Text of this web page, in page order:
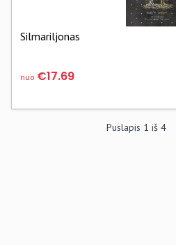
Silmariljonas
nuo €17.69
Puslapis 1 iš 4